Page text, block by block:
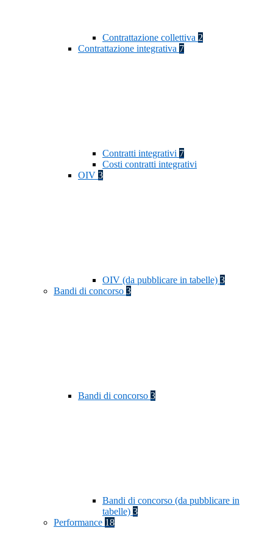
Contrattazione collettiva 2
Contrattazione integrativa 7
Contratti integrativi 7
Costi contratti integrativi
OIV 3
OIV (da pubblicare in tabelle) 3
Bandi di concorso 3
Bandi di concorso 3
Bandi di concorso (da pubblicare in
tabelle) 3
Performance 18